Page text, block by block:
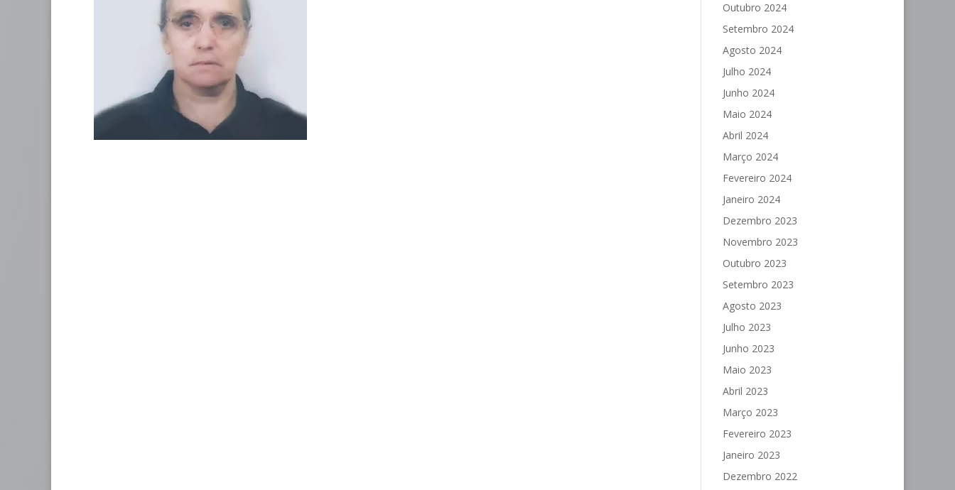
Outubro 2024
Setembro 2024
Agosto 2024
Julho 2024
Junho 2024
Maio 2024
Abril 2024
Março 2024
Fevereiro 2024
Janeiro 2024
Dezembro 2023
Novembro 2023
Outubro 2023
Setembro 2023
Agosto 2023
Julho 2023
Junho 2023
Maio 2023
Abril 2023
Março 2023
Fevereiro 2023
Janeiro 2023
Dezembro 2022